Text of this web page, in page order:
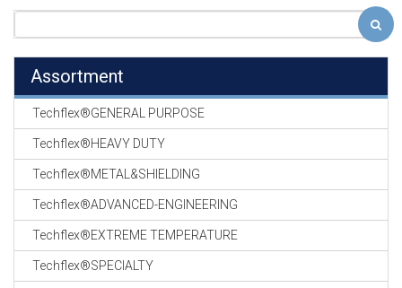
Assortment
Techflex®GENERAL PURPOSE
Techflex®HEAVY DUTY
Techflex®METAL&SHIELDING
Techflex®ADVANCED-ENGINEERING
Techflex®EXTREME TEMPERATURE
Techflex®SPECIALTY